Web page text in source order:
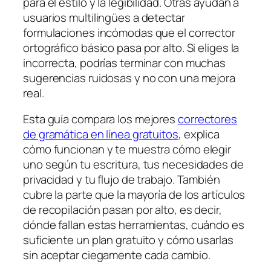
usuarios multilingües a detectar
formulaciones incómodas que el corrector
ortográfico básico pasa por alto. Si eliges la
incorrecta, podrías terminar con muchas
sugerencias ruidosas y no con una mejora
real.
Esta guía compara los mejorescorrectores
de gramática en línea gratuitos, explica
cómo funcionan y te muestra cómo elegir
uno según tu escritura, tus necesidades de
privacidad y tu flujo de trabajo. También
cubre la parte que la mayoría de los artículos
de recopilación pasan por alto, es decir,
dónde fallan estas herramientas, cuándo es
suficiente un plan gratuito y cómo usarlas
sin aceptar ciegamente cada cambio.